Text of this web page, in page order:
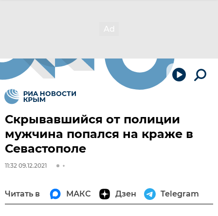
Скрывавшийся от полиции
мужчина попался на краже в
Севастополе
11:32 09.12.2021
Читать в МАКС Дзен Telegram